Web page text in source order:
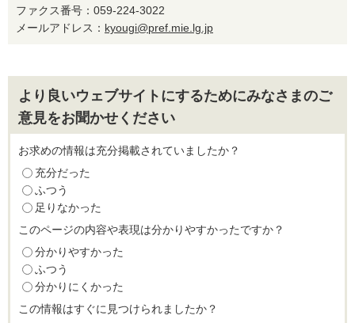
ファクス番号：059-224-3022
メールアドレス： kyougi@pref.mie.lg.jp
より良いウェブサイトにするためにみなさまのご
意見をお聞かせください
お求めの情報は充分掲載されていましたか？
充分だった
ふつう
足りなかった
このページの内容や表現は分かりやすかったですか？
分かりやすかった
ふつう
分かりにくかった
この情報はすぐに見つけられましたか？